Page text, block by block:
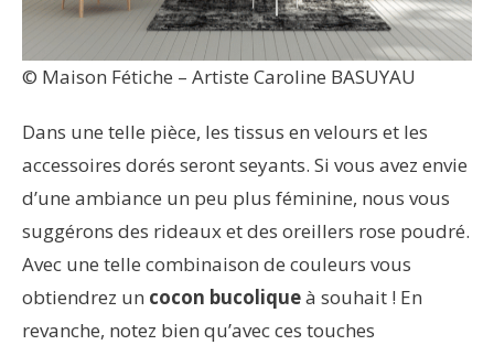
© Maison Fétiche – Artiste Caroline BASUYAU
Dans une telle pièce, les tissus en velours et les
accessoires dorés seront seyants. Si vous avez envie
d’une ambiance un peu plus féminine, nous vous
suggérons des rideaux et des oreillers rose poudré.
Avec une telle combinaison de couleurs vous
obtiendrez un cocon bucoliqueà souhait ! En
revanche, notez bien qu’avec ces touches